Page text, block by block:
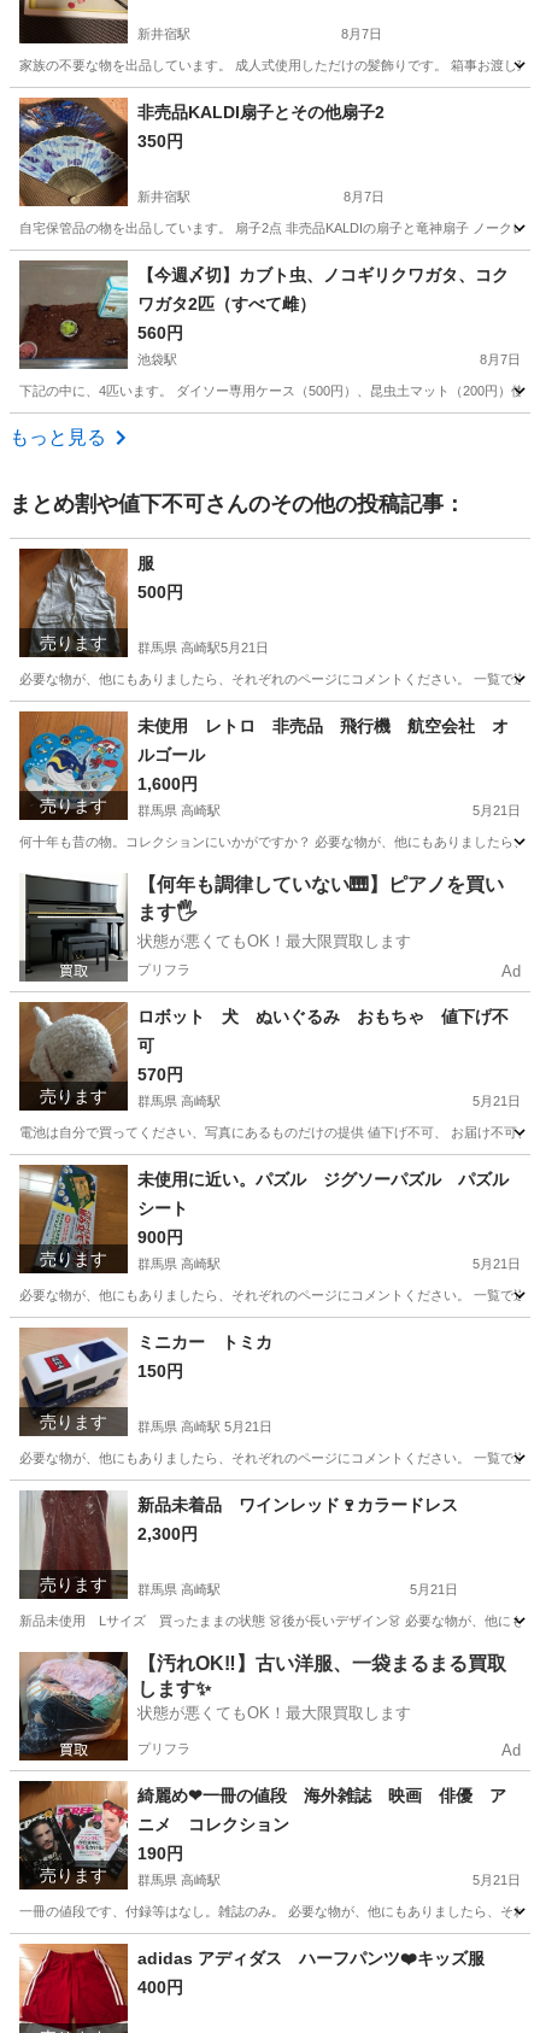
新井宿駅 8月7日
家族の不要な物を出品しています。 成人式使用しただけの髪飾りです。 箱事お渡し致
埼玉 川口市 新井宿駅 その他
非売品KALDI扇子とその他扇子2
350円
新井宿駅 8月7日
自宅保管品の物を出品しています。 扇子2点 非売品KALDIの扇子と竜神扇子 ノークレ
埼玉 川口市 新井宿駅 その他
【今週〆切】カブト虫、ノコギリクワガタ、コク
ワガタ2匹（すべて雌）
560円
池袋駅 8月7日
下記の中に、4匹います。 ダイソー専用ケース（500円）、昆虫土マット（200円）使
埼玉 東松山市
もっと見る
まとめ割や値下不可さんのその他の投稿記事：
売ります
服
500円
群馬県 高崎駅5月21日
必要な物が、他にもありましたら、それぞれのページにコメントください。 一覧で
群馬 高崎市 高崎駅 服/ファッション 古着
売ります
未使用 レトロ 非売品 飛行機 航空会社 オ
ルゴール
1,600円
群馬県 高崎駅 5月21日
何十年も昔の物。コレクションにいかがですか？ 必要な物が、他にもありましたら
群馬 高崎市 高崎駅 その他 オルゴール
【何年も調律していない🎹】ピアノを買い
ます🖐️
状態が悪くてもOK！最大限買取します
プリフラ Ad
売ります
ロボット 犬 ぬいぐるみ おもちゃ 値下げ不
可
570円
群馬県 高崎駅 5月21日
電池は自分で買ってください、写真にあるものだけの提供 値下げ不可、 お届け不可
群馬 高崎市 高崎駅 おもちゃ ロボット
売ります
未使用に近い。パズル ジグソーパズル パズル
シート
900円
群馬県 高崎駅 5月21日
必要な物が、他にもありましたら、それぞれのページにコメントください。 一覧で
群馬 高崎市 高崎駅 パズル
売ります
ミニカー トミカ
150円
群馬県 高崎駅 5月21日
必要な物が、他にもありましたら、それぞれのページにコメントください。 一覧で
群馬 高崎市 高崎駅 ミニカー トミカ
売ります
新品未着品 ワインレッド🍷カラードレス
2,300円
群馬県 高崎駅 5月21日
新品未使用 Lサイズ 買ったままの状態 👗後が長いデザイン👗 必要な物が、他にも
群馬 高崎市 高崎駅 ワンピース 新品
【汚れOK‼️】古い洋服、一袋まるまる買取
します✨
状態が悪くてもOK！最大限買取します
プリフラ Ad
売ります
綺麗め❤︎一冊の値段 海外雑誌 映画 俳優 ア
ニメ コレクション
190円
群馬県 高崎駅 5月21日
一冊の値段です、付録等はなし。雑誌のみ。 必要な物が、他にもありましたら、そ
群馬 高崎市 雑誌
adidas アディダス ハーフパンツ❤️キッズ服
400円